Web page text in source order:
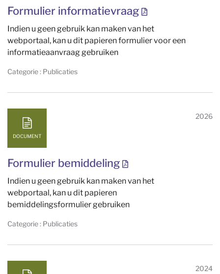
Formulier informatievraag
Indien u geen gebruik kan maken van het
webportaal, kan u dit papieren formulier voor een
informatieaanvraag gebruiken
Categorie : Publicaties
DOCUMENT
Formulier bemiddeling
2026
Indien u geen gebruik kan maken van het
webportaal, kan u dit papieren
bemiddelingsformulier gebruiken
Categorie : Publicaties
2024